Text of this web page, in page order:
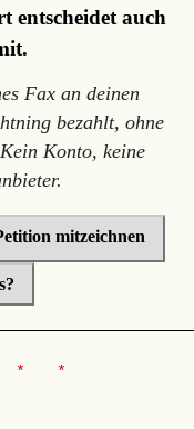
entscheidet auch
Fax an deinen
bezahlt, ohne
Konto, keine
mitzeichnen